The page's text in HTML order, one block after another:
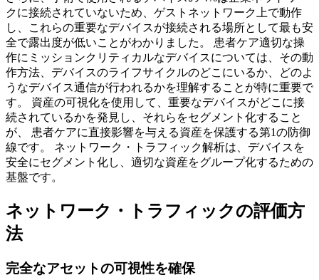
クに接続されていないため、ゲストネットワーク上で動作
し、これらの重要なデバイスが接続される場所として最も安
全で露出度が低いことがわかりました。 患者ケア適切な操
作にミッションクリティカルなデバイスについては、その動
作方法、デバイスのライフサイクルのどこにいるか、どのよ
うなデバイス通信が行われるかを理解することが特に重要で
す。 資産の可視化を使用して、重要なデバイスがどこに接
続されているかを発見し、それらをセグメント化すること
が、 患者ケアに直接影響を与える資産を保護する第1の防御
線です。 ネットワーク・トラフィック解析は、デバイスを
安全にセグメント化し、適切な資産をグループ化するための
基盤です。
ネットワーク・トラフィックの評価方
法
完全なアセットの可視性を確保